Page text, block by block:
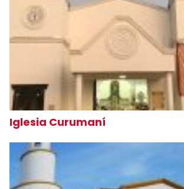
Iglesia Curumaní